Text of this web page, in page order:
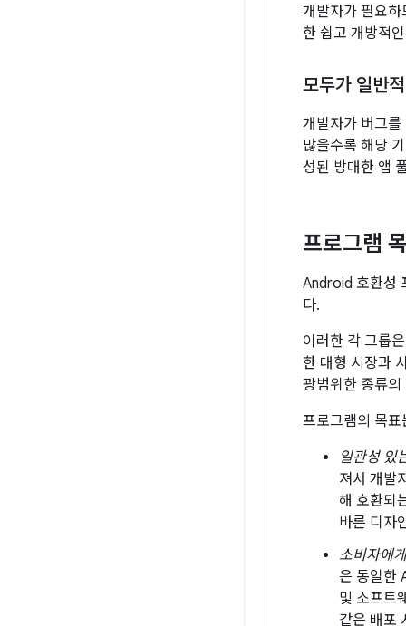
개발자가 필요
한 쉽고 개방적
모두가 일반
개발자가 버그
많을수록 해당
성된 방대한 앱
프로그램
Android 호환성
다.
이러한 각 그룹
한 대형 시장과
광범위한 종류
프로그램의 목
일관성 있
져서 개발
해 호환되
바른 디자
소비자에
은 동일한
및 소프트
같은 배포